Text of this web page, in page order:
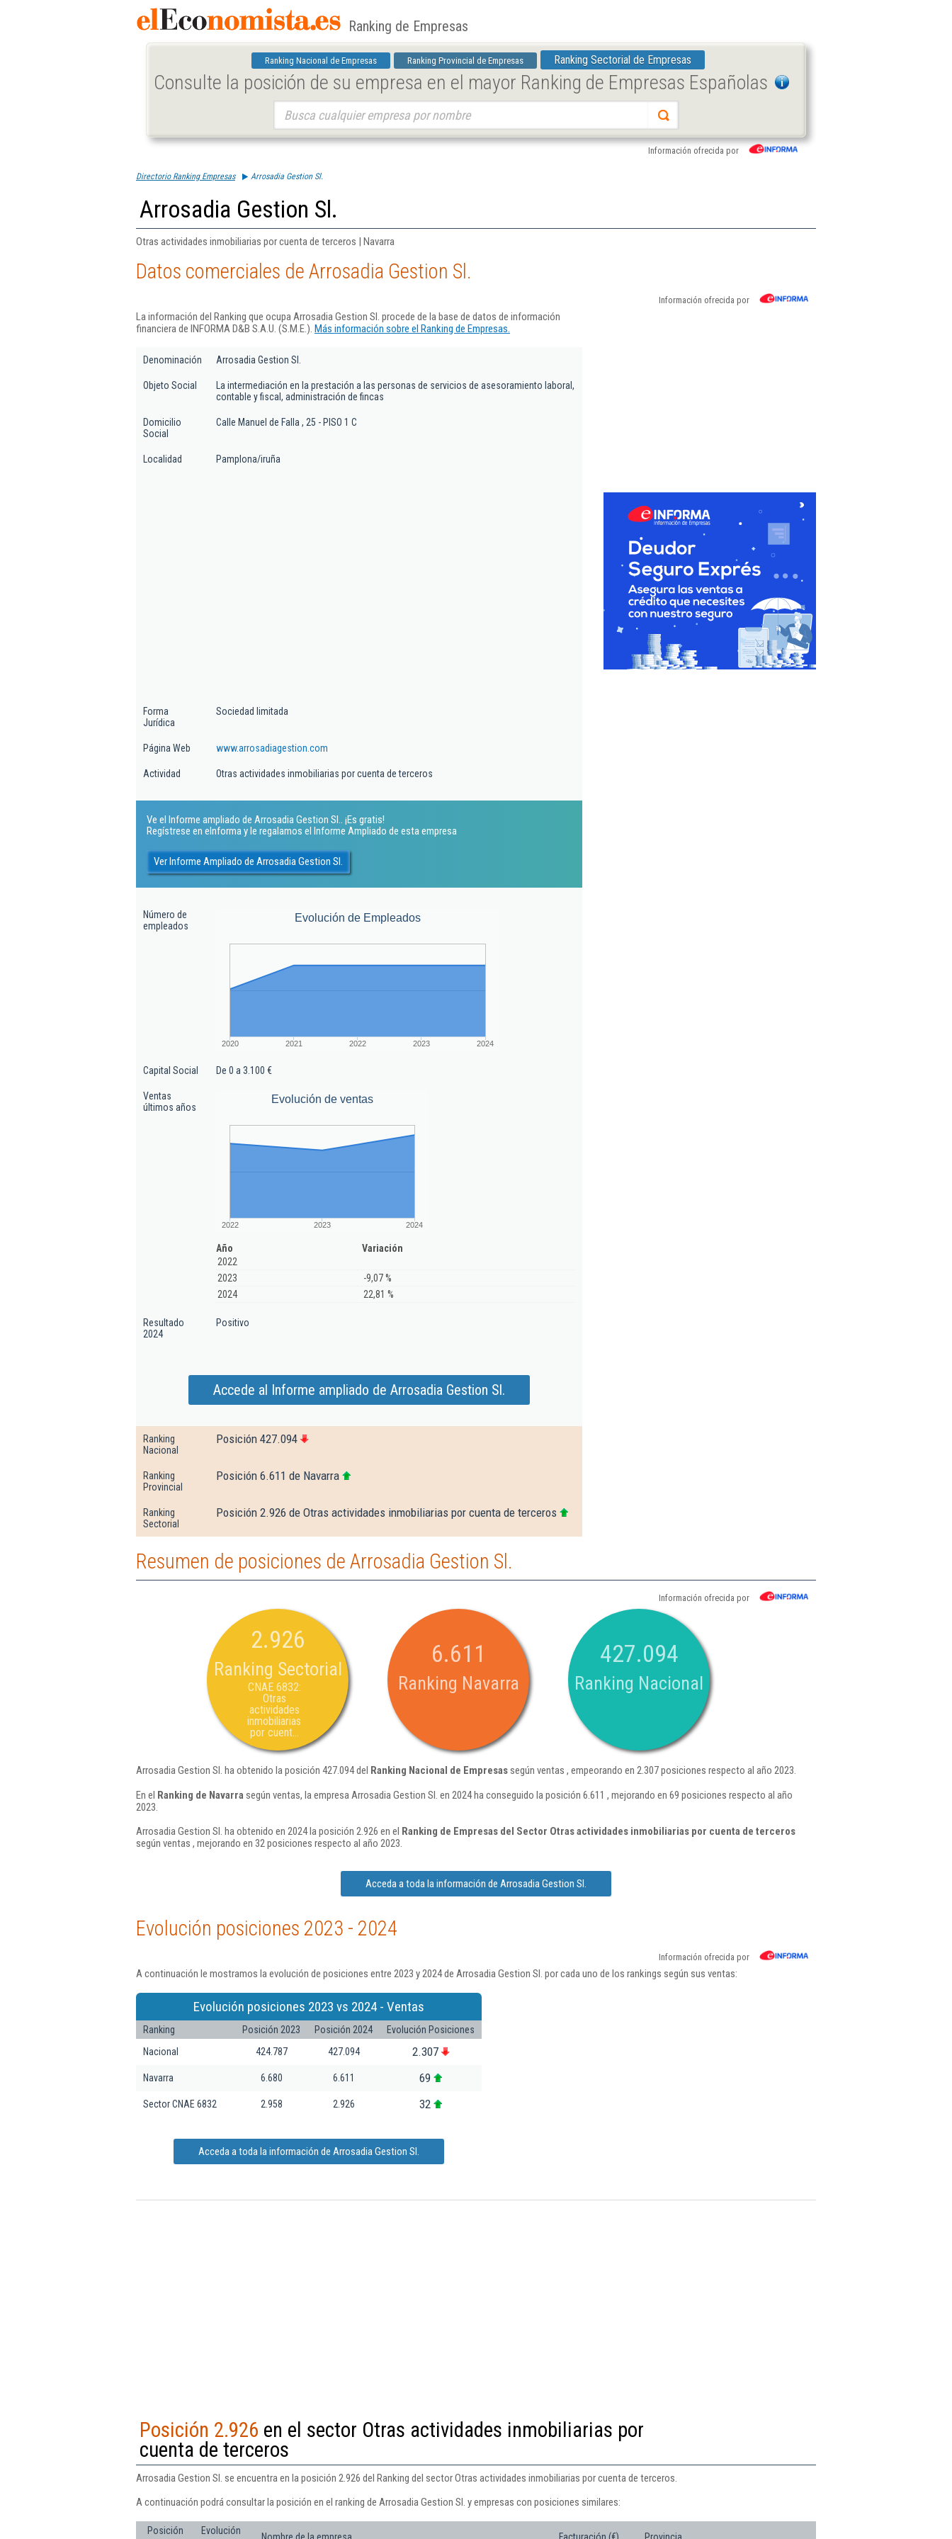
Ranking de Empresas
Ranking Nacional de Empresas Ranking Provincial de Empresas Ranking Sectorial de Empresas
Consulte la posición de su empresa en el mayor Ranking de Empresas Españolas
Información ofrecida por
Directorio Ranking Empresas Arrosadia Gestion Sl.
Arrosadia Gestion Sl.
Otras actividades inmobiliarias por cuenta de terceros | Navarra
Datos comerciales de Arrosadia Gestion Sl.
Información ofrecida por
La información del Ranking que ocupa Arrosadia Gestion Sl. procede de la base de datos de información
financiera de INFORMA D&B S.A.U. (S.M.E.). Más información sobre el Ranking de Empresas.
Denominación Arrosadia Gestion Sl.
Objeto Social
La intermediación en la prestación a las personas de servicios de asesoramiento laboral,
contable y fiscal, administración de fincas
Domicilio
Social
Calle Manuel de Falla , 25 - PISO 1 C
Localidad Pamplona/iruña
Forma
Jurídica
Sociedad limitada
Página Web www.arrosadiagestion.com
Actividad Otras actividades inmobiliarias por cuenta de terceros
Ve el Informe ampliado de Arrosadia Gestion Sl.. ¡Es gratis!
Regístrese en eInforma y le regalamos el Informe Ampliado de esta empresa
Ver Informe Ampliado de Arrosadia Gestion Sl.
Número de
empleados
Evolución de Empleados
2020 2021 2022 2023 2024
Capital Social De 0 a 3.100 €
Ventas
últimos años
Evolución de ventas
2022 2023 2024
Año
Variación
2022
2023
-9,07 %
2024
22,81 %
Resultado
2024
Positivo
Accede al Informe ampliado de Arrosadia Gestion Sl.
Ranking
Nacional
Posición 427.094
Ranking
Provincial
Posición 6.611 de Navarra
Ranking
Sectorial
Posición 2.926 de Otras actividades inmobiliarias por cuenta de terceros
Resumen de posiciones de Arrosadia Gestion Sl.
Información ofrecida por
2.926
Ranking Sectorial
CNAE 6832:
Otras
actividades
inmobiliarias
por cuent...
6.611
Ranking Navarra
427.094
Ranking Nacional
Arrosadia Gestion Sl. ha obtenido la posición 427.094 del Ranking Nacional de Empresassegún ventas , empeorando en 2.307 posiciones respecto al año 2023.
En el Ranking de Navarra según ventas, la empresa Arrosadia Gestion Sl. en 2024 ha conseguido la posición 6.611 , mejorando en 69 posiciones respecto al año
2023.
Arrosadia Gestion Sl. ha obtenido en 2024 la posición 2.926 en el Ranking de Empresas del Sector Otras actividades inmobiliarias por cuenta de terceros
según ventas , mejorando en 32 posiciones respecto al año 2023.
Acceda a toda la información de Arrosadia Gestion Sl.
Evolución posiciones 2023 - 2024
Información ofrecida por
A continuación le mostramos la evolución de posiciones entre 2023 y 2024 de Arrosadia Gestion Sl. por cada uno de los rankings según sus ventas:
Evolución posiciones 2023 vs 2024 - Ventas
Ranking Posición 2023 Posición 2024
Evolución Posiciones
Nacional
424.787 427.094 2.307
Navarra 6.680 6.611 69
Sector CNAE 6832 2.958 2.926 32
Acceda a toda la información de Arrosadia Gestion Sl.
Posición 2.926 en el sector Otras actividades inmobiliarias por
cuenta de terceros
Arrosadia Gestion Sl. se encuentra en la posición 2.926 del Ranking del sector Otras actividades inmobiliarias por cuenta de terceros.
A continuación podrá consultar la posición en el ranking de Arrosadia Gestion Sl. y empresas con posiciones similares:
Posición
Evolución
Nombre de la empresa Facturación (€) Provincia